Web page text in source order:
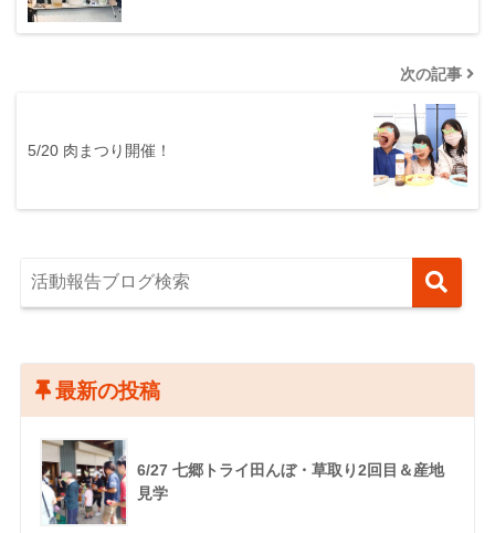
次の記事
5/20 肉まつり開催！
最新の投稿
6/27 七郷トライ田んぼ・草取り2回目＆産地
見学